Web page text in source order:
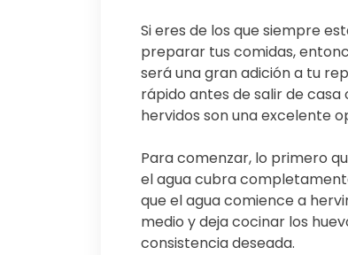
Si eres de los que siempre
preparar tus comidas,
será una gran adición a tu
rápido antes de salir de
hervidos son una excelente
Para comenzar, lo primero
el agua cubra
que el agua comience a
medio y deja cocinar los
consistencia deseada.